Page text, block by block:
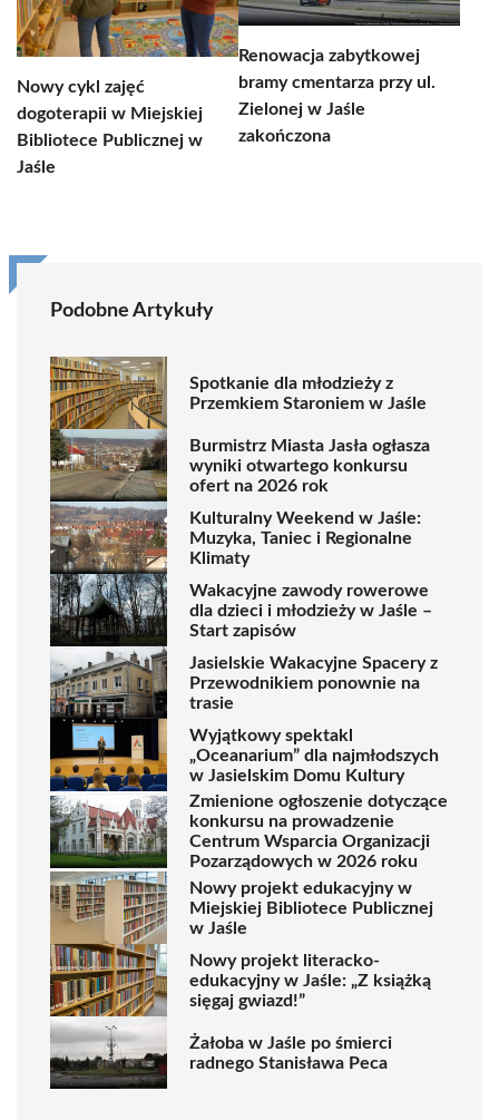
Nowy cykl zajęć
dogoterapii w Miejskiej
Bibliotece Publicznej w
Jaśle
Renowacja zabytkowej
bramy cmentarza przy ul.
Zielonej w Jaśle
zakończona
Podobne Artykuły
Spotkanie dla młodzieży z
Przemkiem Staroniem w Jaśle
Burmistrz Miasta Jasła ogłasza
wyniki otwartego konkursu
ofert na 2026 rok
Kulturalny Weekend w Jaśle:
Muzyka, Taniec i Regionalne
Klimaty
Wakacyjne zawody rowerowe
dla dzieci i młodzieży w Jaśle –
Start zapisów
Jasielskie Wakacyjne Spacery z
Przewodnikiem ponownie na
trasie
Wyjątkowy spektakl
„Oceanarium” dla najmłodszych
w Jasielskim Domu Kultury
Zmienione ogłoszenie dotyczące
konkursu na prowadzenie
Centrum Wsparcia Organizacji
Pozarządowych w 2026 roku
Nowy projekt edukacyjny w
Miejskiej Bibliotece Publicznej
w Jaśle
Nowy projekt literacko-
edukacyjny w Jaśle: „Z książką
sięgaj gwiazd!”
Żałoba w Jaśle po śmierci
radnego Stanisława Peca